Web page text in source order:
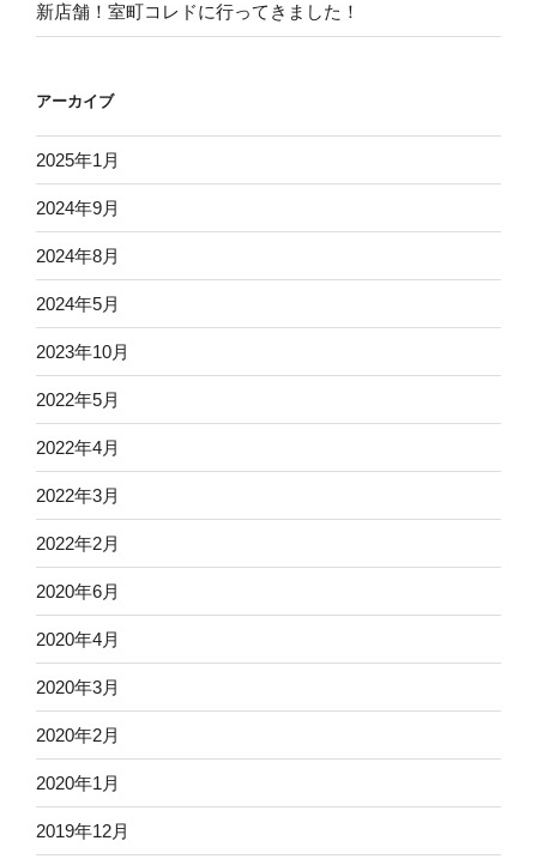
新店舗！室町コレドに行ってきました！
アーカイブ
2025年1月
2024年9月
2024年8月
2024年5月
2023年10月
2022年5月
2022年4月
2022年3月
2022年2月
2020年6月
2020年4月
2020年3月
2020年2月
2020年1月
2019年12月